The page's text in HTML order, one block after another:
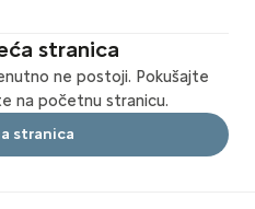
stranica
ne postoji. Pokušajte
na početnu stranicu.
stranica